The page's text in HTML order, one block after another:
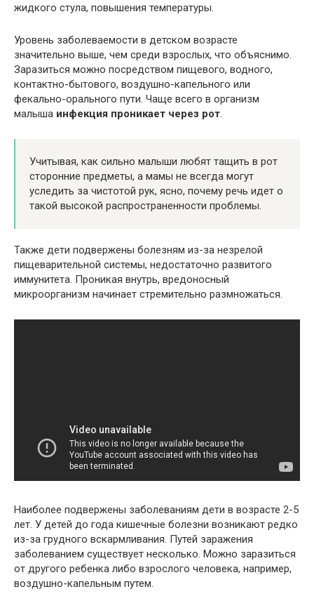
жидкого стула, повышения температуры.
Уровень заболеваемости в детском возрасте
значительно выше, чем среди взрослых, что объяснимо.
Заразиться можно посредством пищевого, водного,
контактно-бытового, воздушно-капельного или
фекально-орального пути. Чаще всего в организм
малыша инфекция проникает через рот.
Учитывая, как сильно малыши любят тащить в рот
сторонние предметы, а мамы не всегда могут
уследить за чистотой рук, ясно, почему речь идет о
такой высокой распространенности проблемы.
Также дети подвержены болезням из-за незрелой
пищеварительной системы, недостаточно развитого
иммунитета. Проникая внутрь, вредоносный
микроорганизм начинает стремительно размножаться.
Наиболее подвержены заболеваниям дети в возрасте 2-5
лет. У детей до года кишечные болезни возникают редко
из-за грудного вскармливания. Путей заражения
заболеванием существует несколько. Можно заразиться
от другого ребенка либо взрослого человека, например,
воздушно-капельным путем.